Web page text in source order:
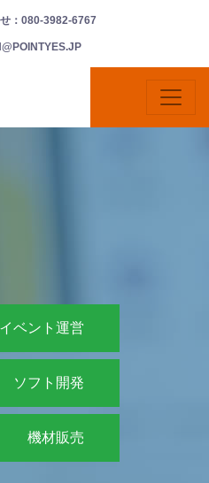
：080-3982-6767
イベント運営
ソフト開発
機材販売